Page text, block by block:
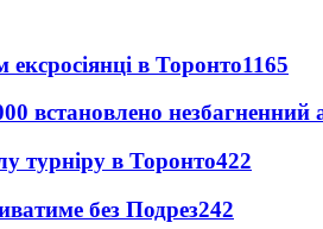
в Торонто1165
встановлено незбагненний
турніру в Торонто422
без Подрез242